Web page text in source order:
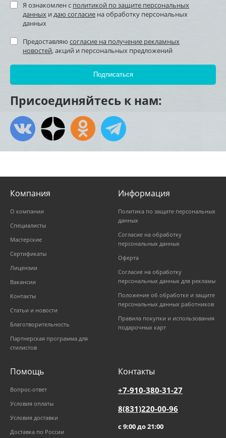
Я ознакомлен с политикой по защите персональных
данных и даю согласие на обработку персональных
данных
Предоставляю согласие на получение рекламных
новостей, акций и персональных предложений
Присоединяйтесь к нам:
Компания
О компании
Специалисты
Мастерские
Сертификаты
Лицензии
Вакансии
Контакты
Статьи и новости
Благотворительность
Партнерская программа для
стилистов
Информация
Политика по защите персональных
данных
Согласие на обработку
персональных данных
Оферта
Согласие на обработку
персональных данных для рекламы
Положение об обработке и защите
персональных данных работников
Правила покупки и использования
подарочных карт
Помощь
Вопрос-ответ
Условия оплаты
Условия доставки
Доставка по России
Контакты
+7-910-380-31-27
8(831)220-00-96
с 9:00 до 21:00